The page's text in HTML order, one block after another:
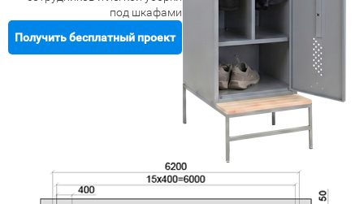
под шкафами
Получить бесплатный проект